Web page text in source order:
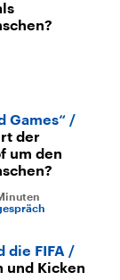
Games“
der
um den
die FIFA
und Kicken